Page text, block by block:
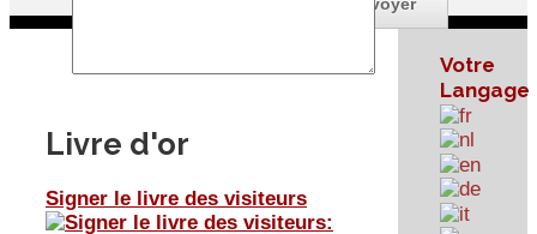
Votre
Langage
Livre d'or
Signer le livre des visiteurs